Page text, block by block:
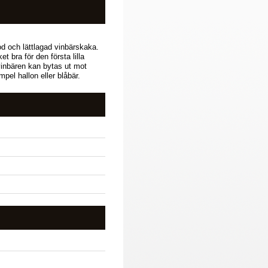
och lättlagad vinbärskaka.
bra för den första lilla
kan bytas ut mot
hallon eller blåbär.